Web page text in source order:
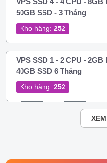
50GB SSD - 3 Tháng
Kho hàng: 252
VPS SSD 1 - 2 CPU - 2GB
40GB SSD 6 Tháng
Kho hàng: 252